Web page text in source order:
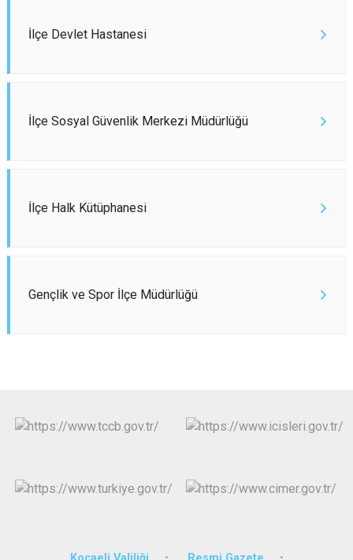
İlçe Devlet Hastanesi
İlçe Sosyal Güvenlik Merkezi Müdürlüğü
İlçe Halk Kütüphanesi
Gençlik ve Spor İlçe Müdürlüğü